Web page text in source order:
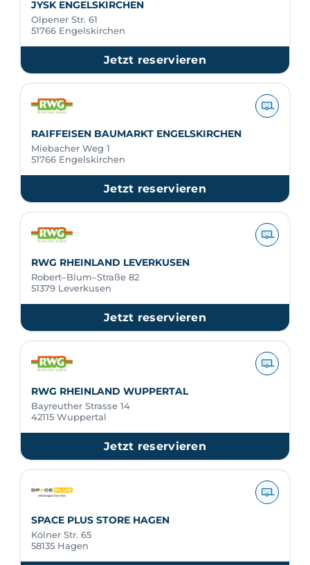
JYSK ENGELSKIRCHEN
Olpener Str. 61
51766 Engelskirchen
Jetzt reservieren
RAIFFEISEN BAUMARKT ENGELSKIRCHEN
Miebacher Weg 1
51766 Engelskirchen
Jetzt reservieren
RWG RHEINLAND LEVERKUSEN
Robert–Blum–Straße 82
51379 Leverkusen
Jetzt reservieren
RWG RHEINLAND WUPPERTAL
Bayreuther Strasse 14
42115 Wuppertal
Jetzt reservieren
SPACE PLUS STORE HAGEN
Kölner Str. 65
58135 Hagen